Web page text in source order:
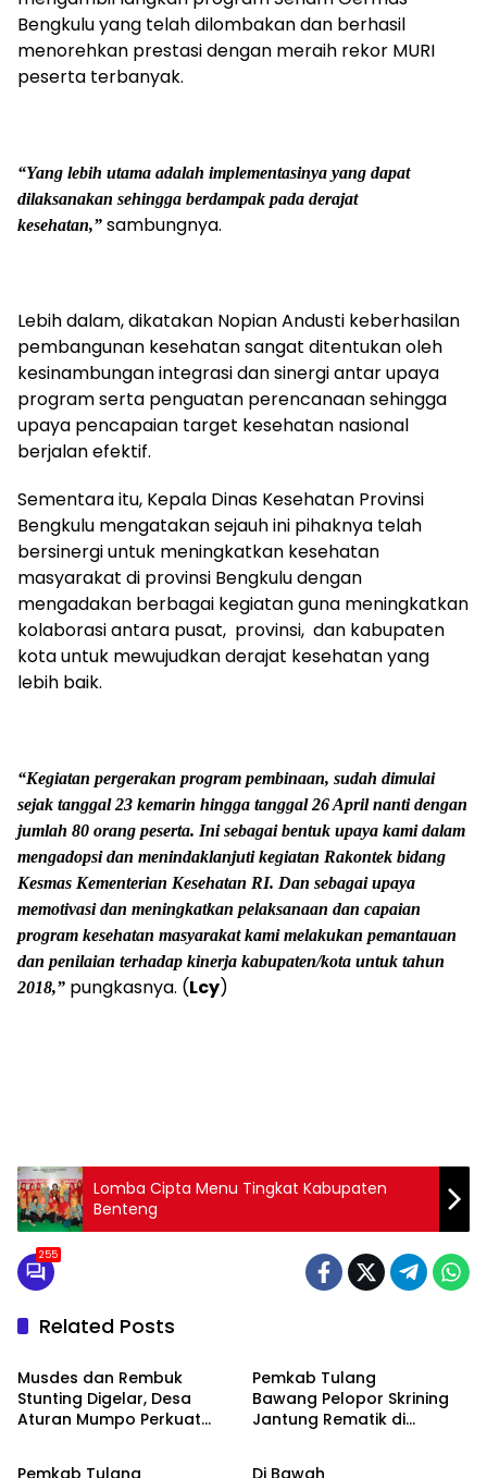
Bengkulu yang telah dilombakan dan berhasil
menorehkan prestasi dengan meraih rekor MURI
peserta terbanyak.
“Yang lebih utama adalah implementasinya yang dapat
dilaksanakan sehingga berdampak pada derajat
kesehatan,” sambungnya.
Lebih dalam, dikatakan Nopian Andusti keberhasilan
pembangunan kesehatan sangat ditentukan oleh
kesinambungan integrasi dan sinergi antar upaya
program serta penguatan perencanaan sehingga
upaya pencapaian target kesehatan nasional
berjalan efektif.
Sementara itu, Kepala Dinas Kesehatan Provinsi
Bengkulu mengatakan sejauh ini pihaknya telah
bersinergi untuk meningkatkan kesehatan
masyarakat di provinsi Bengkulu dengan
mengadakan berbagai kegiatan guna meningkatkan
kolaborasi antara pusat, provinsi, dan kabupaten
kota untuk mewujudkan derajat kesehatan yang
lebih baik.
“Kegiatan pergerakan program pembinaan, sudah dimulai
sejak tanggal 23 kemarin hingga tanggal 26 April nanti dengan
jumlah 80 orang peserta. Ini sebagai bentuk upaya kami dalam
mengadopsi dan menindaklanjuti kegiatan Rakontek bidang
Kesmas Kementerian Kesehatan RI. Dan sebagai upaya
memotivasi dan meningkatkan pelaksanaan dan capaian
program kesehatan masyarakat kami melakukan pemantauan
dan penilaian terhadap kinerja kabupaten/kota untuk tahun
2018,” pungkasnya. (Lcy)
Lomba Cipta Menu Tingkat Kabupaten
Benteng
255
Related Posts
ADVETORIAL
Musdes dan Rembuk
Stunting Digelar, Desa
Aturan Mumpo Perkuat
Pemkab Tulang
Bawang Pelopor Skrining
Jantung Rematik di
ADVETORIAL
Pemkab Tulang
ADVETORIAL
Di Bawah